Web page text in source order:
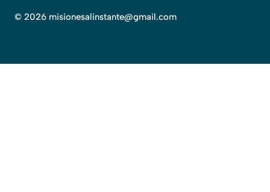
© 2026 misionesalinstante@gmail.com